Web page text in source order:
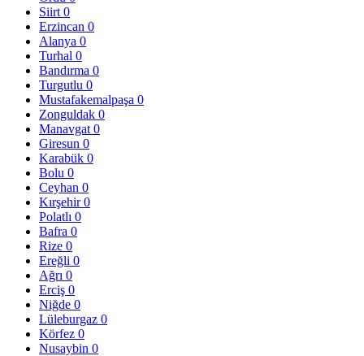
Siirt 0
Erzincan 0
Alanya 0
Turhal 0
Bandırma 0
Turgutlu 0
Mustafakemalpaşa 0
Zonguldak 0
Manavgat 0
Giresun 0
Karabük 0
Bolu 0
Ceyhan 0
Kırşehir0
Polatlı 0
Bafra 0
Rize 0
Ereğli 0
Ağrı 0
Erciş 0
Niğde 0
Lüleburgaz 0
Körfez 0
Nusaybin 0